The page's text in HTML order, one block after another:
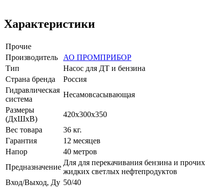
Характеристики
Прочие
Производитель
АО ПРОМПРИБОР
Тип
Насос для ДТ и бензина
Страна бренда
Россия
Гидравлическая
система
Несамовсасывающая
Размеры
(ДxШxВ)
420х300х350
Вес товара
36 кг.
Гарантия
12 месяцев
Напор
40 метров
Предназначение
Для для перекачивания бензина и прочих
жидких светлых нефтепродуктов
Вход/Выход, Ду 50/40